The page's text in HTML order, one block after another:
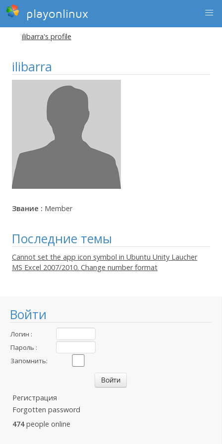
playonlinux
Войти
Логин :
Пароль :
Запомнить:
Регистрация
Forgotten password
474people online
ilibarra's profile
ilibarra
Звание : Member
Последние темы
Cannot set the app icon symbol in Ubuntu Unity Laucher
MS Excel 2007/2010. Change number format